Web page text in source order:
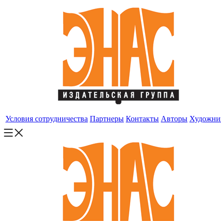
Условия сотрудничества Партнеры Контакты Авторы